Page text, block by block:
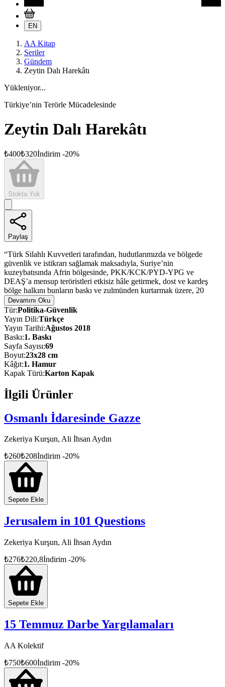
EN
AA Kitap
Seriler
Gündem
Zeytin Dalı Harekâtı
Yükleniyor...
Türkiye’nin Terörle Mücadelesinde
Zeytin Dalı Harekâtı
₺400₺320İndirim -20%
Stokta Yok
Paylaş
“Türk Silahlı Kuvvetleri tarafından, hudutlarımızda ve bölgede
güvenlik ve istikrarı sağlamak maksadıyla, Suriye’nin
kuzeybatısında Afrin bölgesinde, PKK/KCK/PYD-YPG ve
DEAŞ’a mensup teröristleri etkisiz hâle getirmek, dost ve kardeş
bölge halkını bunların baskı ve zulmünden kurtarmak üzere, 20
Ocak 2018 saat 17.00’den itibaren ‘Zeytin Dalı Harekâtı’
başlatılmıştır.”
Türk Silahlı Kuvvetlerinin bu açıklamasıyla başlatılan ve
Türkiye'nin terörle mücadelesinde önemli yere sahip Zeytin Dalı
Harekâtı'nın anlatıldığı kitap, Afrin'in önemini de detaylı bir şekilde
ele alıyor.
Eserde; terör örgütlerinin kuruluşu, yöntemleri ve verdiği zararlar,
1984'ten 2015'e terörün bilançosu, terörün ekonomik maliyeti, terör
örgütü PKK'nın Avrupa yapılanması ve uyuşturucu gelirleri, PKK-
PYD- YPG-SDG terör örgütleri hakkındaki bilgiler, kronolojik
Devamını Oku
Tür:Politika-Güvenlik
Yayın Dili:Türkçe
Yayın Tarihi:Ağustos 2018
Baskı:1. Baskı
Sayfa Sayısı:69
Boyut:23x28 cm
Kâğıt:1. Hamur
Kapak Türü:Karton Kapak
İlgili Ürünler
Osmanlı İdaresinde Gazze
Zekeriya Kurşun, Ali İhsan Aydın
₺260₺208İndirim -20%
Sepete Ekle
Jerusalem in 101 Questions
Zekeriya Kurşun, Ali İhsan Aydın
₺276₺220,8İndirim -20%
Sepete Ekle
15 Temmuz Darbe Yargılamaları
AA Kolektif
₺750₺600İndirim -20%